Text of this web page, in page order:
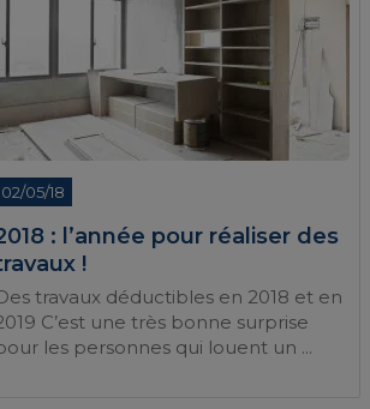
02/05/18
: l’année pour réaliser des
!
travaux déductibles en 2018 et en
C’est une très bonne surprise
les personnes qui louent un ...